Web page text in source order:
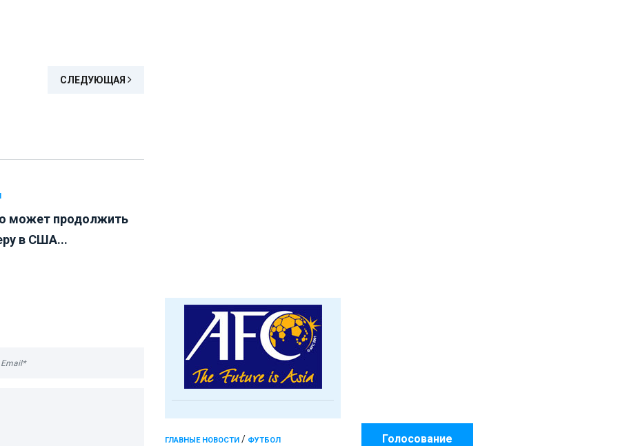
ГЛАВНЫЕ НОВОСТИ / ФУТБОЛ
СЛЕДУЮЩАЯ
может продолжить
в США...
Голосование